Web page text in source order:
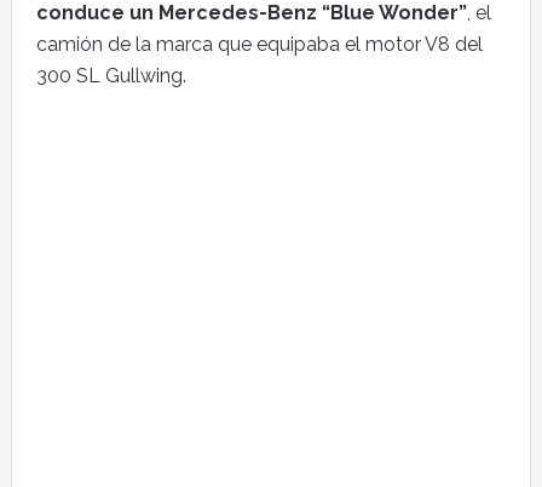
conduce un Mercedes-Benz “Blue Wonder”, el
camión de la marca que equipaba el motor V8 del
300 SL Gullwing.